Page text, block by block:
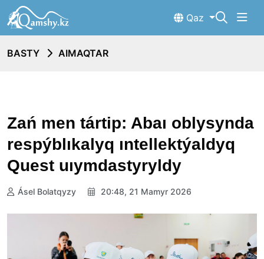
Qaz
BASTY AIMAQTAR
Zań men tártip: Abaı oblysynda
respýblıkalyq ıntellektýaldyq
Quest uıymdastyryldy
Ásel Bolatqyzy 20:48, 21 Mamyr 2026